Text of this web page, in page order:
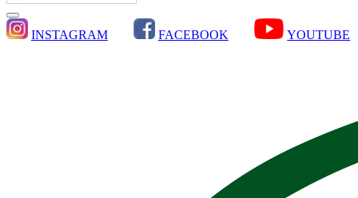
INSTAGRAM FACEBOOK YOUTUBE